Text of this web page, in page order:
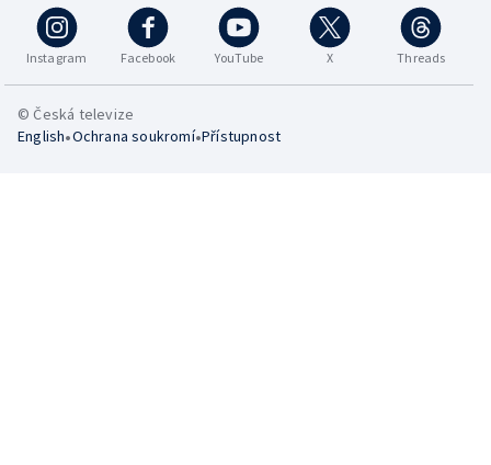
Instagram Facebook YouTube X Threads
© Česká televize
English•Ochrana soukromí•Přístupnost